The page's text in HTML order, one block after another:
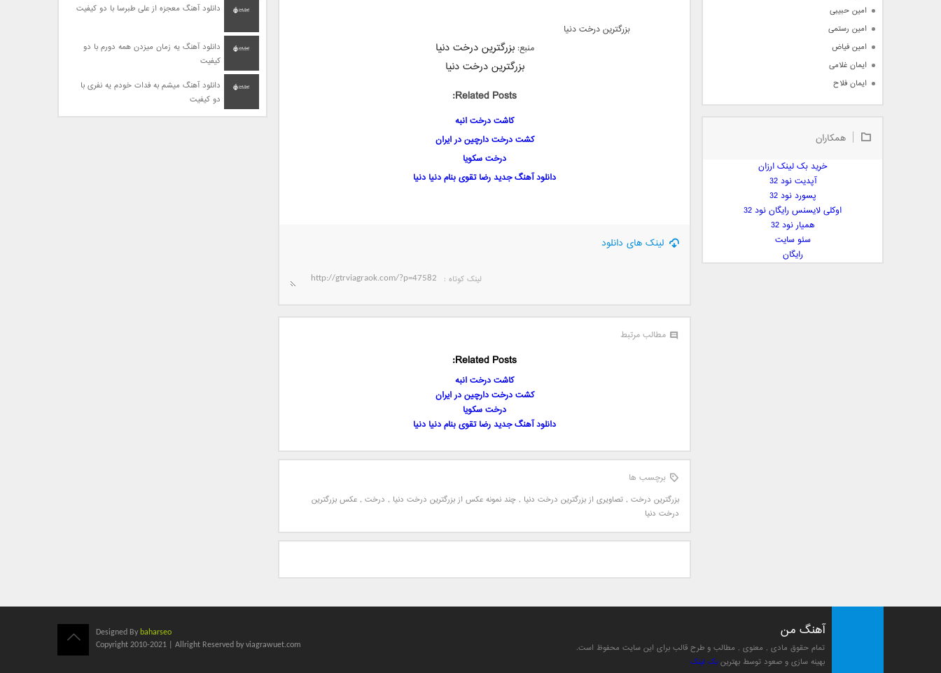
بزرگترین درخت دنیا
منبع:بزرگترین درخت دنیا
بزرگترین درخت دنیا
Related Posts:
کاشت درخت انبه
کشت درخت دارچین در ایران
درخت سکویا
دانلود آهنگ جدید رضا تقوی بنام دنیا دنیا
لینک های دانلود
لینک کوتاه‌ :
مطالب مرتبط
Related Posts:
کاشت درخت انبه
کشت درخت دارچین در ایران
درخت سکویا
دانلود آهنگ جدید رضا تقوی بنام دنیا دنیا
برچسب ها
بزرگترین درخت , تصاویری از بزرگترین درخت دنیا , چند نمونه عکس از بزرگترین درخت دنیا , درخت , عکس بزرگترین
درخت دنیا
دانلود آهنگ معجزه از علی طبرسا با دو کیفیت
دانلود آهنگ یه زمان میزدن همه دورم با دو
کیفیت
دانلود آهنگ میشم به فدات خودم یه نفری با
دو کیفیت
امین حبیبی
امین رستمی
امین فیاض
ایمان غلامی
ایمان فلاح
بابک جهانبخش
بابک مافی
بهنام صفوی
پارسا چیلیک
رضا یزدانی
روزبه نعمت الهی
همکاران
خرید بک لینک ارزان
آپدیت نود 32
پسورد نود 32
اوکلی لایسنس رایگان نود 32
همیار نود 32
سئو سایت
رایگان
آهنگ من
تمام حقوق مادی , معنوی , مطالب و طرح قالب برای این سایت محفوظ است.
بهینه سازی و صعود توسط بهترین بک لینک
Designed By baharseo
Copyright 2010-2021 | Allright Reserved by viagrawuet.com